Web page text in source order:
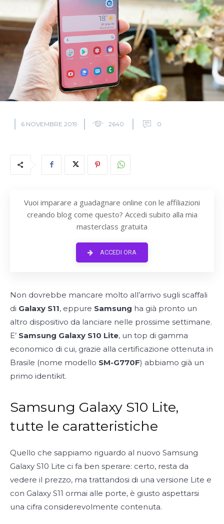
6 NOVEMBRE 2019 2640 0
Vuoi imparare a guadagnare online con le affiliazioni
creando blog come questo? Accedi subito alla mia
masterclass gratuita
ACCEDI ORA
Non dovrebbe mancare molto all’arrivo sugli scaffali
di Galaxy S11, eppure Samsung ha già pronto un
altro dispositivo da lanciare nelle prossime settimane.
E’ Samsung Galaxy S10 Lite, un top di gamma
economico di cui, grazie alla certificazione ottenuta in
Brasile (nome modello SM-G770F) abbiamo già un
primo identikit.
Samsung Galaxy S10 Lite,
tutte le caratteristiche
Quello che sappiamo riguardo al nuovo Samsung
Galaxy S10 Lite ci fa ben sperare: certo, resta da
vedere il prezzo, ma trattandosi di una versione Lite e
con Galaxy S11 ormai alle porte, è giusto aspettarsi
una cifra considerevolmente contenuta.